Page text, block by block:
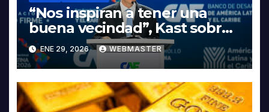
“Nos inspiran a tener una
buena vecindad”, Kast sobre
discurso del presidente
Rodrigo Paz
ENE 29, 2026 WEBMASTER